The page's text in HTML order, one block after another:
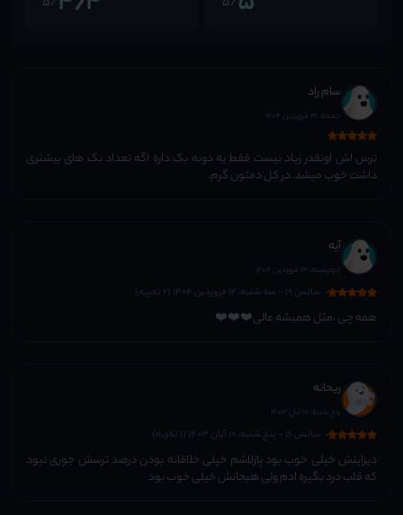
سام راد
جمعه، 22 فروردین 1404
ترس اش اونقدر زیاد نیست فقط یه دونه بک داره اگه تعداد بک های بیشتری
داشت خوب میشد. در کل دمتون گرم.
آیه
چهارشنبه، 13 فروردین 1404
سانس 19 - سه شنبه، 12 فروردین 1404 (2 تجربه)
همه چی ،مثل همیشه عالی❤️❤️❤️
ریحانه
پنج شنبه، 10 آبان 1403
سانس 16 - پنج شنبه، 10 آبان 1403 (1 تجربه)
دیزاینش خیلی خوب بود پازلاشم خیلی خلاقانه بودن درصد ترسش جوری نبود
که قلب درد بگیره ادم ولی هیجانش خیلی خوب بود